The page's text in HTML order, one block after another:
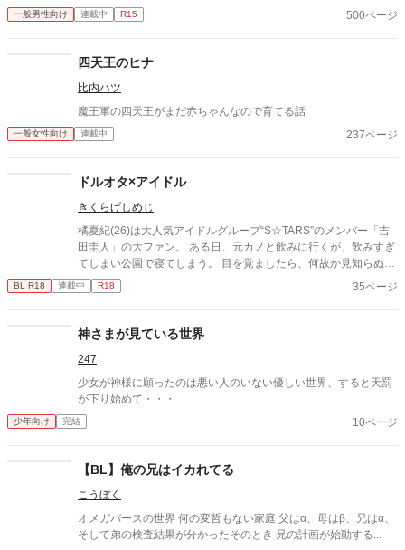
りし夫婦神となったため女体化した元少年のTSF異類婚姻譚でも
あります。 同じくアルポリ内に載せている「サマーキャンプは眠
ます！
一般男性向け 連載中 R15 500ページ
四天王のヒナ
比内ハツ
魔王軍の四天王がまだ赤ちゃんなので育てる話
一般女性向け 連載中 237ページ
ドルオタ×アイドル
きくらげしめじ
橘夏紀(26)は大人気アイドルグループ“S☆TARS”のメンバー「吉
田圭人」の大ファン。 ある日、元カノと飲みに行くが、飲みすぎ
てしまい公園で寝てしまう。 目を覚ましたら、何故か見知らぬ部
屋に吉田圭人と裸で寝ていてーーーー！？！？
BL R18 連載中 R18 35ページ
神さまが見ている世界
247
少女が神様に願ったのは悪い人のいない優しい世界、すると天罰
が下り始めて・・・
少年向け 完結 10ページ
【BL】俺の兄はイカれてる
こうぼく
オメガバースの世界 何の変哲もない家庭 父はα、母はβ、兄はα、
そして弟の検査結果が分かったそのとき 兄の計画が始動する...